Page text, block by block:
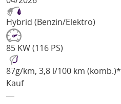
Hybrid (Benzin/Elektro)
85 KW (116 PS)
87g/km, 3,8 l/100 km (komb.)*
Kauf
―